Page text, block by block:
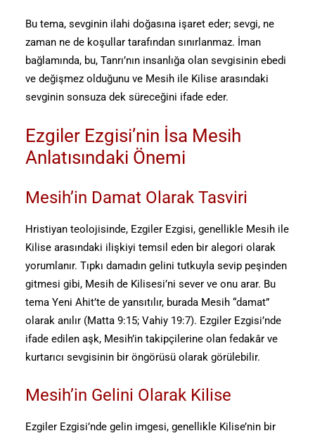
Bu tema, sevginin ilahi doğasına işaret eder; sevgi, ne
zaman ne de koşullar tarafından sınırlanmaz. İman
bağlamında, bu, Tanrı’nın insanlığa olan sevgisinin ebedi
ve değişmez olduğunu ve Mesih ile Kilise arasındaki
sevginin sonsuza dek süreceğini ifade eder.
Ezgiler Ezgisi’nin İsa Mesih
Anlatısındaki Önemi
Mesih’in Damat Olarak Tasviri
Hristiyan teolojisinde, Ezgiler Ezgisi, genellikle Mesih ile
Kilise arasındaki ilişkiyi temsil eden bir alegori olarak
yorumlanır. Tıpkı damadın gelini tutkuyla sevip peşinden
gitmesi gibi, Mesih de Kilisesi’ni sever ve onu arar. Bu
tema Yeni Ahit’te de yansıtılır, burada Mesih “damat”
olarak anılır (Matta 9:15; Vahiy 19:7). Ezgiler Ezgisi’nde
ifade edilen aşk, Mesih’in takipçilerine olan fedakâr ve
kurtarıcı sevgisinin bir öngörüsü olarak görülebilir.
Mesih’in Gelini Olarak Kilise
Ezgiler Ezgisi’nde gelin imgesi, genellikle Kilise’nin bir